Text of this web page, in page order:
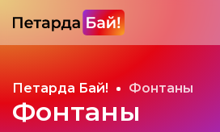
Петарда Бай! Фонтаны
Фонтаны